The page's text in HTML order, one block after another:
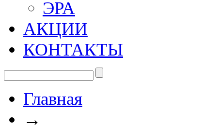
ЭРА
АКЦИИ
КОНТАКТЫ
Главная
→